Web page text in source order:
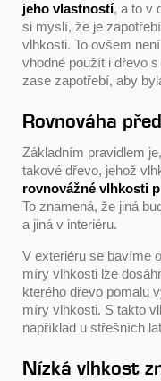
jeho vlastností, a to v
si myslí, že je
vlhkosti. To ovšem
vhodné použít i dřevo
zase zapotřebí, aby
Rovnováha
Základním pravidlem
takové dřevo, jehož
rovnovážné vlhkosti
To znamená, že jiná
a jiná v interiéru.
V exteriéru se bavíme
míry vlhkosti lze
kterého dřevo pomalu
míry vlhkosti. S takto
například u střešních
Nízká vlhkost